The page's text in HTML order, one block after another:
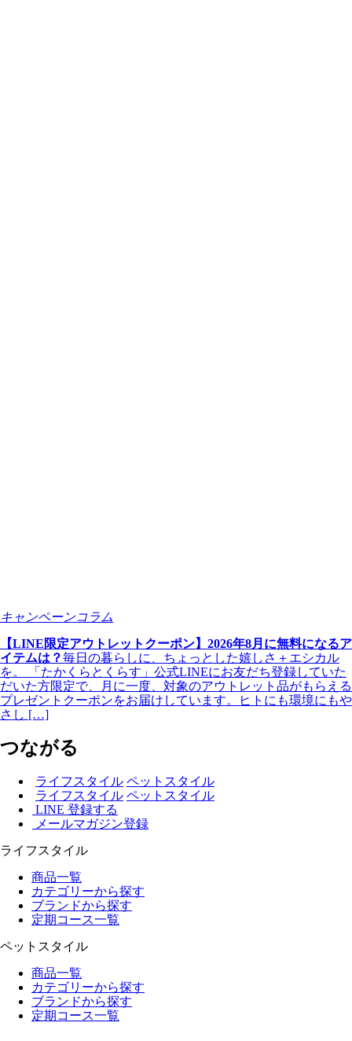
キャンペーンコラム
【LINE限定アウトレットクーポン】2026年8月に無料になるア
イテムは？毎日の暮らしに、ちょっとした嬉しさ＋エシカル
を。 「たかくらとくらす」公式LINEにお友だち登録していた
だいた方限定で、月に一度、対象のアウトレット品がもらえる
プレゼントクーポンをお届けしています。ヒトにも環境にもや
さし […]
つながる
ライフスタイル ペットスタイル
ライフスタイル ペットスタイル
LINE 登録する
メールマガジン登録
ライフスタイル
商品一覧
カテゴリーから探す
ブランドから探す
定期コース一覧
ペットスタイル
商品一覧
カテゴリーから探す
ブランドから探す
定期コース一覧